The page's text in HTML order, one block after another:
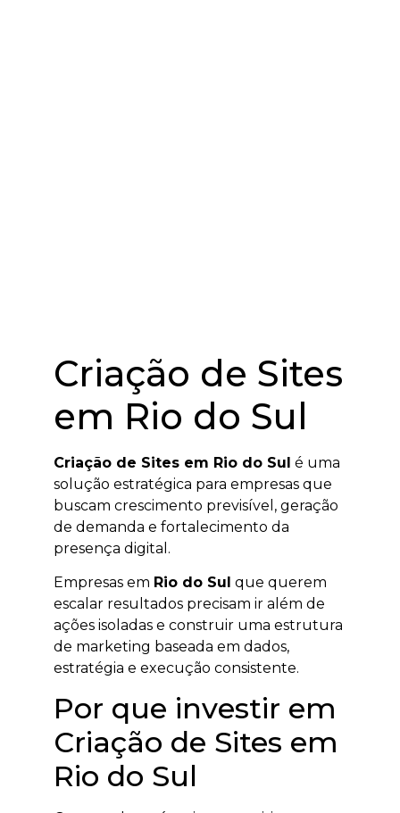
Criação de Sites
em Rio do Sul
Criação de Sites em Rio do Sul é uma
solução estratégica para empresas que
buscam crescimento previsível, geração
de demanda e fortalecimento da
presença digital.
Empresas em Rio do Sul que querem
escalar resultados precisam ir além de
ações isoladas e construir uma estrutura
de marketing baseada em dados,
estratégia e execução consistente.
Por que investir em
Criação de Sites em
Rio do Sul